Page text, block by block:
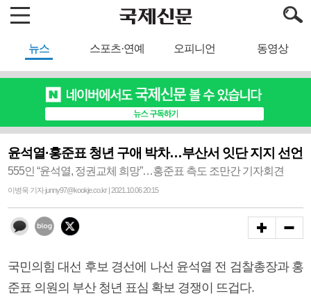
뉴스 스포츠·연예 오피니언 동영상
윤석열·홍준표 청년 구애 박차…부산서 잇단 지지 선언
555인 “윤석열, 정권교체 희망”…홍준표 측도 조만간 기자회견
이병욱 기자 junny97@kookje.co.kr | 2021.10.06 20:15
국민의힘 대선 후보 경선에 나선 윤석열 전 검찰총장과 홍
준표 의원의 부산 청년 표심 확보 경쟁이 뜨겁다.